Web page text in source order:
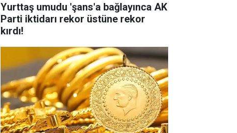
Yurttaş umudu 'şans'a bağlayınca AK
Parti iktidarı rekor üstüne rekor
kırdı!